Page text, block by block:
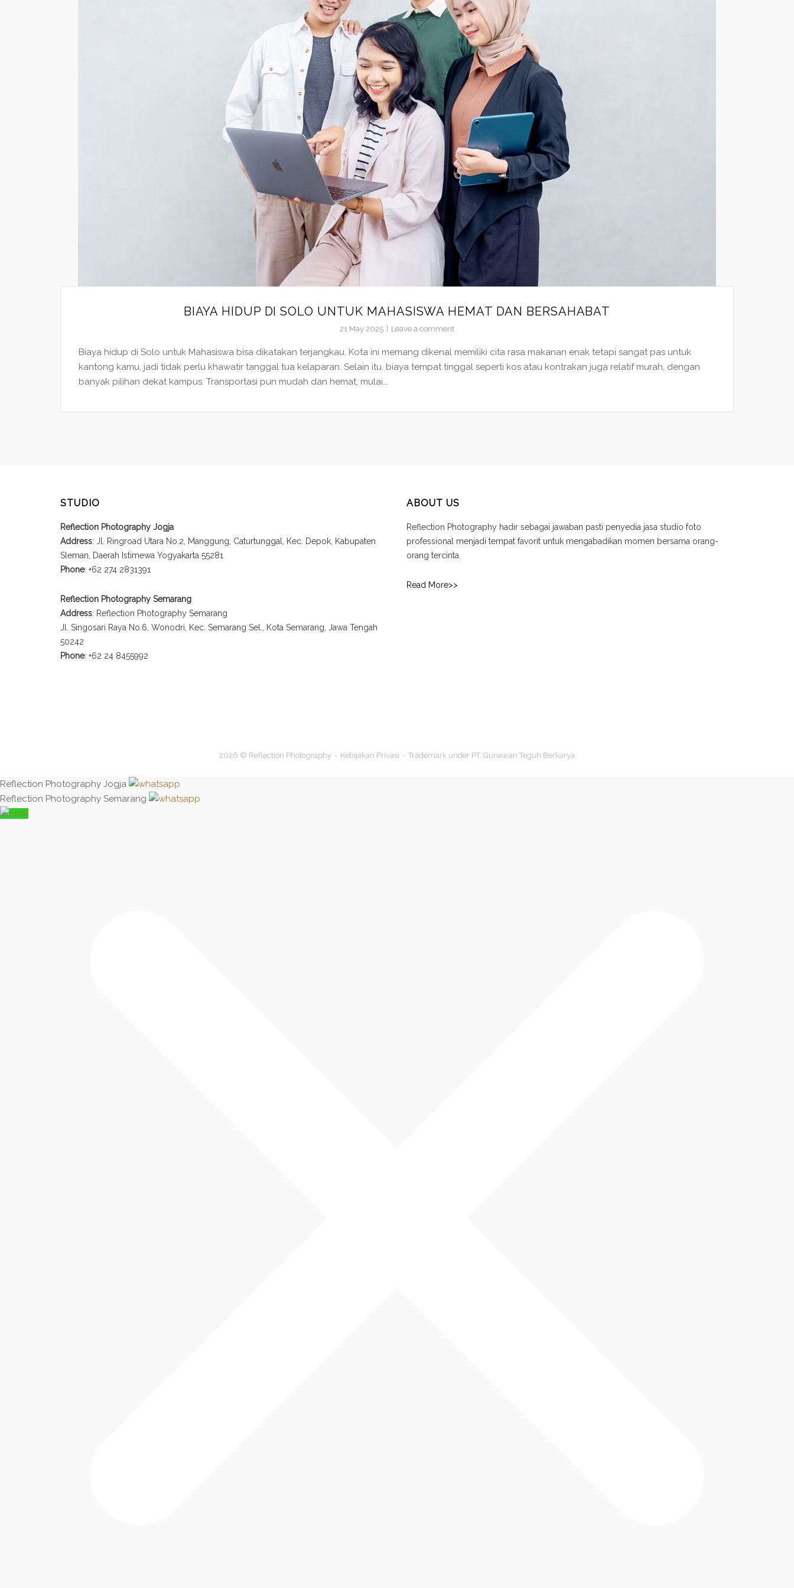
BIAYA HIDUP DI SOLO UNTUK MAHASISWA HEMAT DAN BERSAHABAT
21 May 2025 Leave a comment
Biaya hidup di Solo untuk Mahasiswa bisa dikatakan terjangkau. Kota ini memang dikenal memiliki cita rasa makanan enak tetapi sangat pas untuk
kantong kamu, jadi tidak perlu khawatir tanggal tua kelaparan. Selain itu, biaya tempat tinggal seperti kos atau kontrakan juga relatif murah, dengan
banyak pilihan dekat kampus. Transportasi pun mudah dan hemat, mulai...
STUDIO
Reflection Photography Jogja
Address: Jl. Ringroad Utara No.2, Manggung, Caturtunggal, Kec. Depok, Kabupaten
Sleman, Daerah Istimewa Yogyakarta 55281
Phone: +62 274 2831391
Reflection Photography Semarang
Address: Reflection Photography Semarang
Jl. Singosari Raya No.6, Wonodri, Kec. Semarang Sel., Kota Semarang, Jawa Tengah
50242
Phone: +62 24 8455992
ABOUT US
Reflection Photography hadir sebagai jawaban pasti penyedia jasa studio foto
professional menjadi tempat favorit untuk mengabadikan momen bersama orang-
orang tercinta.
Read More>>
2026 © Reflection Photography Kebijakan Privasi Trademark under PT. Gunawan Teguh Berkarya
Reflection Photography Jogja
Reflection Photography Semarang